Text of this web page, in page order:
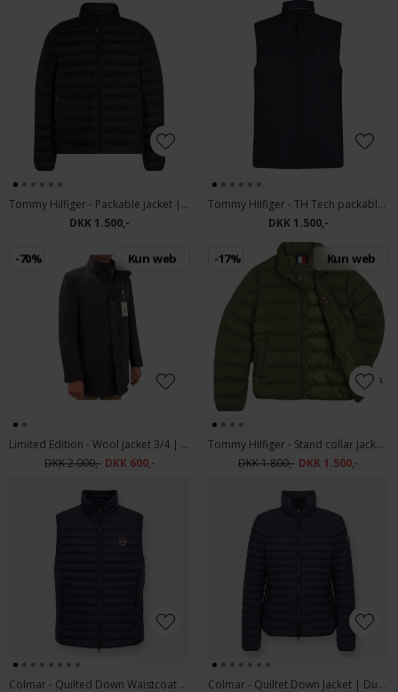
Tommy Hilfiger - Packable jacket | Dunjakke Sort
DKK 1.500,-
Tommy Hilfiger - TH Tech packable | Vest Marineblå
DKK 1.500,-
-70% Kun web
Limited Edition - Wool jacket 3/4 | Uldjakke Pepita Blue
DKK 2.000,- DKK 600,-
-17% Kun web
Tommy Hilfiger - Stand collar jacket | Vindjakke Arme Green
DKK 1.800,- DKK 1.500,-
Colmar - Quilted Down Waistcoat | Dunvest Navy Colmar - Quiltet Down Jacket | Dunjakke Navy